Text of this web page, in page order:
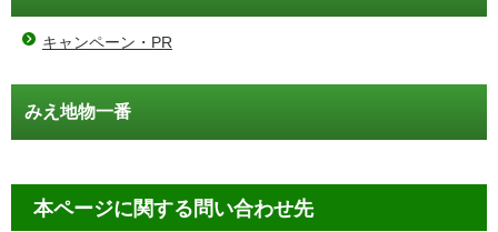
キャンペーン・PR
みえ地物一番
本ページに関する問い合わせ先